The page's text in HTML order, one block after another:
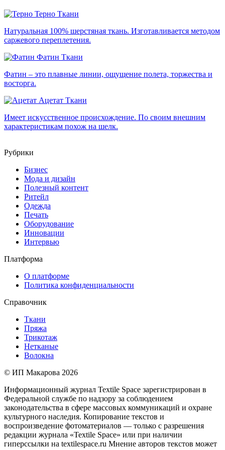
Терно Ткани
Натуральная 100% шерстяная ткань. Изготавливается методом
саржевого переплетения.
Фатин Ткани
Фатин – это плавные линии, ощущение полета, торжества и
восторга.
Ацетат Ткани
Имеет искусственное происхождение. По своим внешним
характеристикам похож на шелк.
Рубрики
Бизнес
Мода и дизайн
Полезный контент
Ритейл
Одежда
Печать
Оборудование
Инновации
Интервью
Платформа
О платформе
Политика конфиденциальности
Справочник
Ткани
Пряжа
Трикотаж
Нетканые
Волокна
© ИП Макарова 2026
Информационный журнал Textile Space зарегистрирован в
Федеральной службе по надзору за соблюдением
законодательства в сфере массовых коммуникаций и охране
культурного наследия. Копирование текстов и
воспроизведение фотоматериалов — только с разрешения
редакции журнала «Textile Space» или при наличии
гиперссылки на textilespace.ru Мнение авторов текстов может